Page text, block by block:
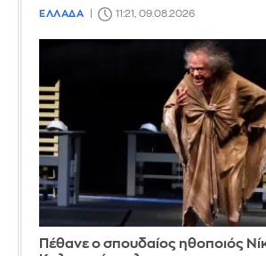
ΕΛΛΑΔΑ 11:21, 09.08.2026
Πέθανε ο σπουδαίος ηθοποιός